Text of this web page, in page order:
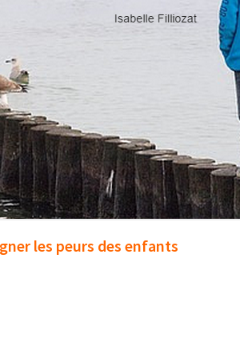
les peurs des enfants